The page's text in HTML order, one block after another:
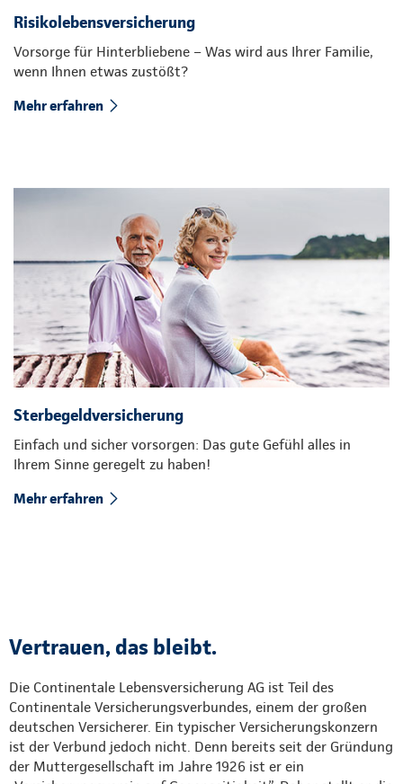
Risikolebensversicherung
Vorsorge für Hinterbliebene – Was wird aus Ihrer Familie,
wenn Ihnen etwas zustößt?
Mehr erfahren
Sterbegeldversicherung
Einfach und sicher vorsorgen: Das gute Gefühl alles in
Ihrem Sinne geregelt zu haben!
Mehr erfahren
Vertrauen, das bleibt.
Die Continentale Lebensversicherung AG ist Teil des
Continentale Versicherungsverbundes, einem der großen
deutschen Versicherer. Ein typischer Versicherungskonzern
ist der Verbund jedoch nicht. Denn bereits seit der Gründung
der Muttergesellschaft im Jahre 1926 ist er ein